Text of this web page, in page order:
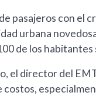
pasajeros con el
urbana
de los
el director del